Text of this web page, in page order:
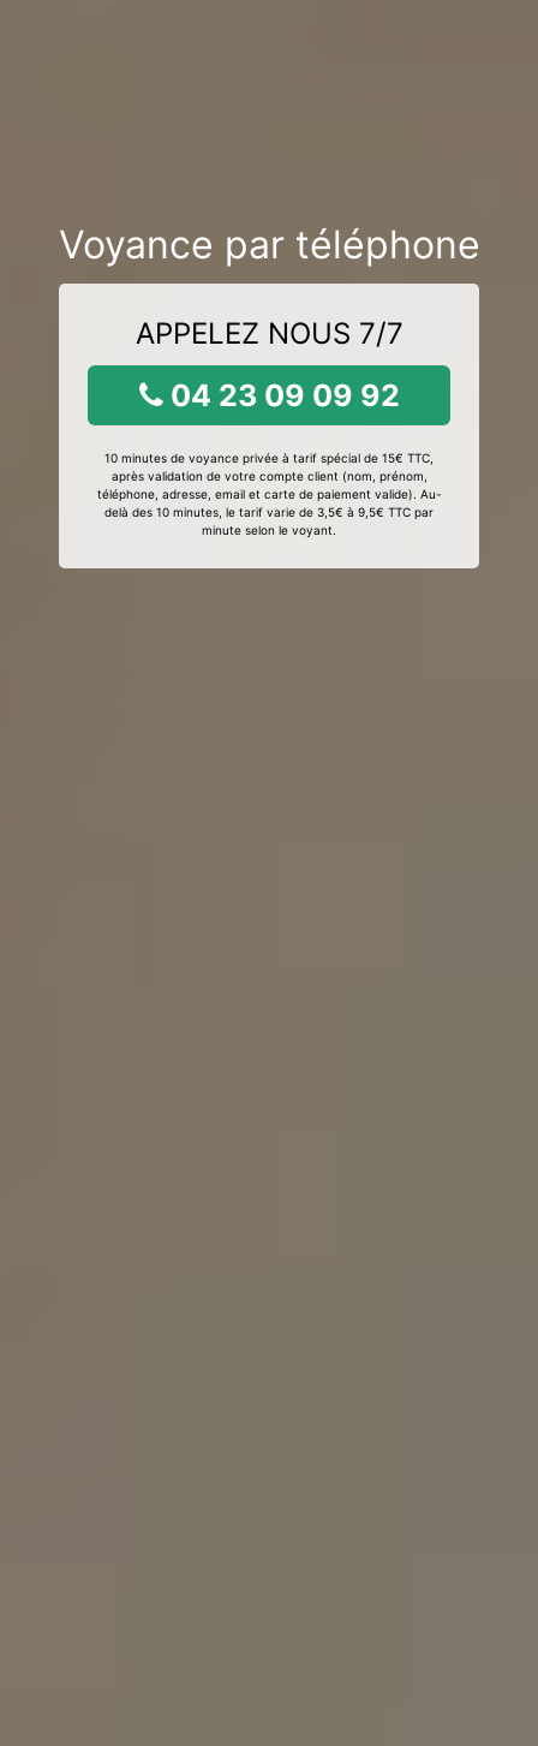
Voyance par téléphone
APPELEZ NOUS 7/7
04 23 09 09 92
10 minutes de voyance privée à tarif spécial de 15€ TTC,
après validation de votre compte client (nom, prénom,
téléphone, adresse, email et carte de paiement valide). Au-
delà des 10 minutes, le tarif varie de 3,5€ à 9,5€ TTC par
minute selon le voyant.